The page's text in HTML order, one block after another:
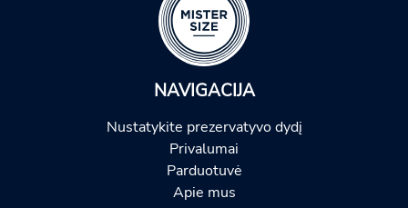
NAVIGACIJA
Nustatykite prezervatyvo dydį
Privalumai
Parduotuvė
Apie mus